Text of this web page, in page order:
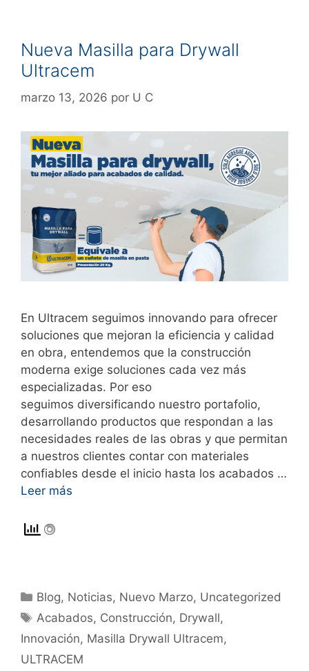
Nueva Masilla para Drywall
Ultracem
marzo 13, 2026 por U C
En Ultracem seguimos innovando para ofrecer
soluciones que mejoran la eficiencia y calidad
en obra, entendemos que la construcción
moderna exige soluciones cada vez más
especializadas. Por eso
seguimos diversificando nuestro portafolio,
desarrollando productos que respondan a las
necesidades reales de las obras y que permitan
a nuestros clientes contar con materiales
confiables desde el inicio hasta los acabados …
Leer más
Blog, Noticias, Nuevo Marzo, Uncategorized
Acabados, Construcción, Drywall,
Innovación, Masilla Drywall Ultracem,
ULTRACEM